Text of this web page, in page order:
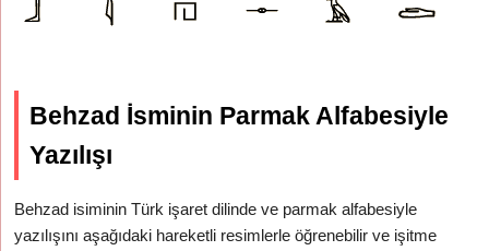
Behzad İsminin Parmak Alfabesiyle
Yazılışı
Behzad isiminin Türk işaret dilinde ve parmak alfabesiyle
yazılışını aşağıdaki hareketli resimlerle öğrenebilir ve işitme